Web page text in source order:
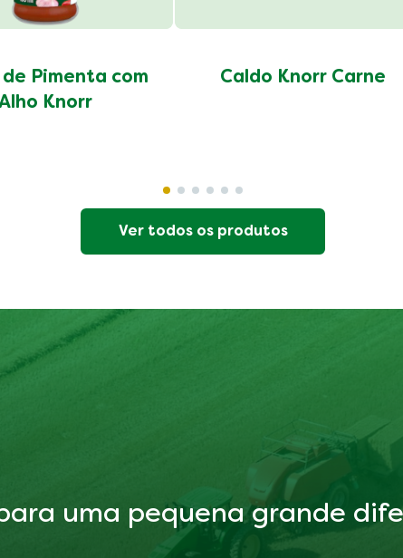
Pimenta com
Knorr
Caldo Knorr Carne
Ver todos os produtos
uma pequena grande